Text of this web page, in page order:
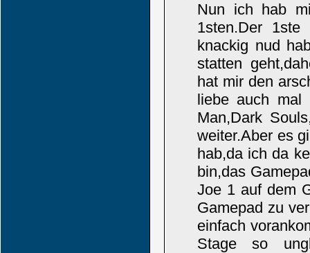
Nun ich hab
1sten.Der
knackig nud
statten
hat mir den
liebe auch mal
Man,Dark
weiter.Aber es
hab,da ich da
bin,das
Joe 1 auf dem
Gamepad zu
einfach
Stage so